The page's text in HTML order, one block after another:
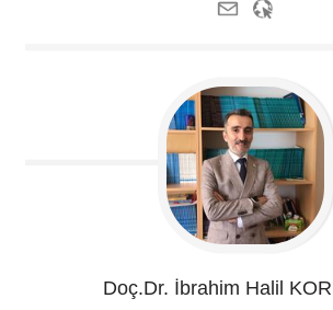
Doç.Dr. İbrahim Halil